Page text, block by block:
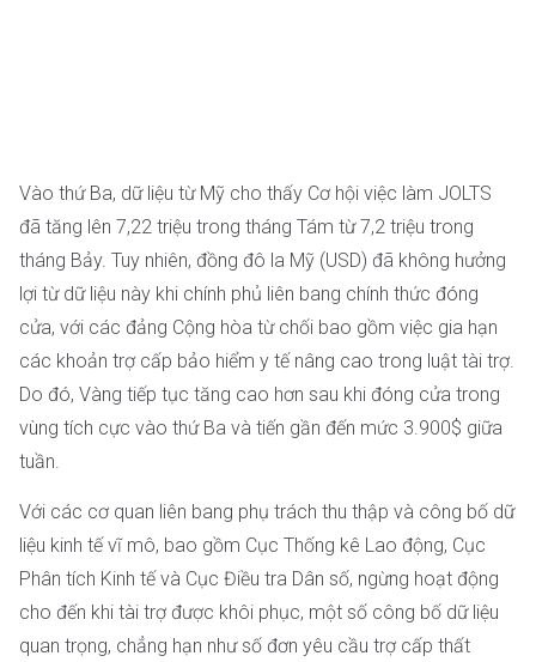
Vào thứ Ba, dữ liệu từ Mỹ cho thấy Cơ hội việc làm JOLTS
đã tăng lên 7,22 triệu trong tháng Tám từ 7,2 triệu trong
tháng Bảy. Tuy nhiên, đồng đô la Mỹ (USD) đã không hưởng
lợi từ dữ liệu này khi chính phủ liên bang chính thức đóng
cửa, với các đảng Cộng hòa từ chối bao gồm việc gia hạn
các khoản trợ cấp bảo hiểm y tế nâng cao trong luật tài trợ.
Do đó, Vàng tiếp tục tăng cao hơn sau khi đóng cửa trong
vùng tích cực vào thứ Ba và tiến gần đến mức 3.900$ giữa
tuần.
Với các cơ quan liên bang phụ trách thu thập và công bố dữ
liệu kinh tế vĩ mô, bao gồm Cục Thống kê Lao động, Cục
Phân tích Kinh tế và Cục Điều tra Dân số, ngừng hoạt động
cho đến khi tài trợ được khôi phục, một số công bố dữ liệu
quan trọng, chẳng hạn như số đơn yêu cầu trợ cấp thất